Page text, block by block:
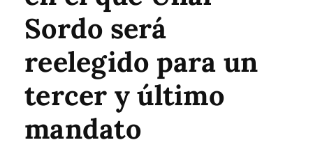
Sordo será
reelegido para un
tercer y último
mandato